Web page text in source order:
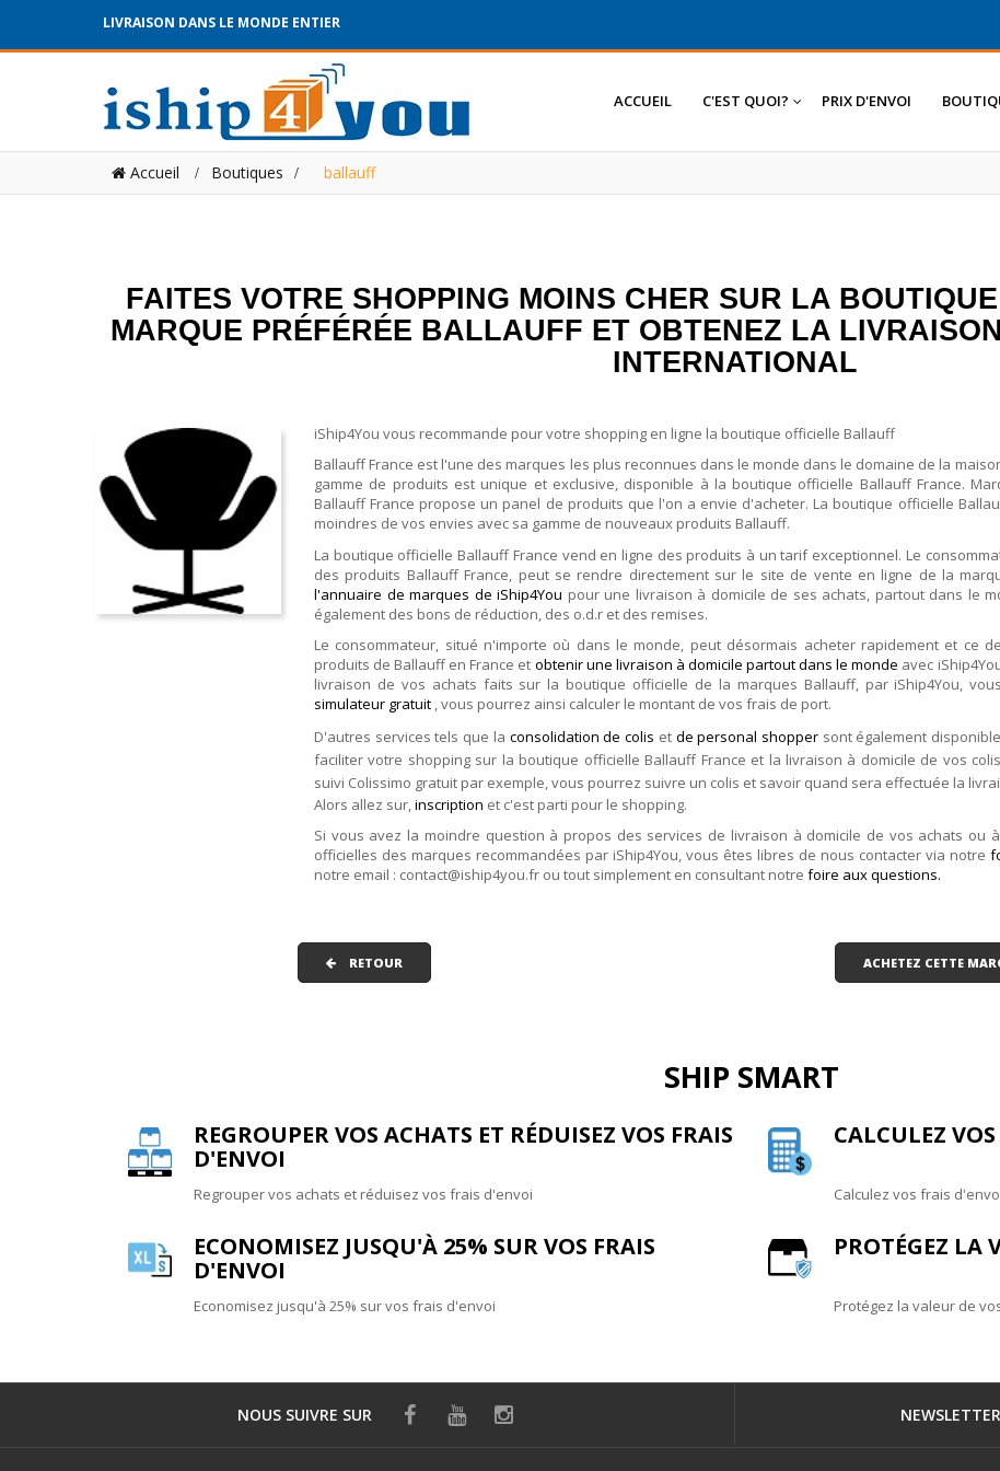
LIVRAISON DANS LE MONDE ENTIER
ACCUEIL C'EST QUOI? PRIX D'ENVOI
Accueil Boutiques > ballauff
FAITES VOTRE SHOPPING MOINS CHER SUR LA
MARQUE PRÉFÉRÉE BALLAUFF ET OBTENEZ LA
INTERNATIONAL
iShip4You vous recommande pour votre shopping en ligne la boutique officielle Ballauff
Ballauff France est l'une des marques les plus reconnues dans le monde dans le domaine de la
gamme de produits est unique et exclusive, disponible à la boutique officielle Ballauff France.
Ballauff France propose un panel de produits que l'on a envie d'acheter. La boutique officielle
moindres de vos envies avec sa gamme de nouveaux produits Ballauff.
La boutique officielle Ballauff France vend en ligne des produits à un tarif exceptionnel. Le
des produits Ballauff France, peut se rendre directement sur le site de vente en ligne de la
l'annuaire de marques de iShip4You pour une livraison à domicile de ses achats, partout dans le
également des bons de réduction, des o.d.r et des remises.
Le consommateur, situé n'importe où dans le monde, peut désormais acheter rapidement et ce
produits de Ballauff en France et obtenir une livraison à domicile partout dans le monde avec
livraison de vos achats faits sur la boutique officielle de la marques Ballauff, par iShip4You,
simulateur gratuit , vous pourrez ainsi calculer le montant de vos frais de port.
D'autres services tels que la consolidation de colis et de personal shopper sont également
faciliter votre shopping sur la boutique officielle Ballauff France et la livraison à domicile de vos
suivi Colissimo gratuit par exemple, vous pourrez suivre un colis et savoir quand sera effectuée la
Alors allez sur, inscription et c'est parti pour le shopping.
Si vous avez la moindre question à propos des services de livraison à domicile de vos achats ou
officielles des marques recommandées par iShip4You, vous êtes libres de nous contacter via notre
notre email : contact@iship4you.fr ou tout simplement en consultant notre foire aux questions.
RETOUR ACHETEZ CETTE
SHIP SMART
REGROUPER VOS ACHATS ET RÉDUISEZ VOS FRAIS
D'ENVOI
Regrouper vos achats et réduisez vos frais d'envoi
CALCULEZ
Calculez vos frais
ECONOMISEZ JUSQU'À 25% SUR VOS FRAIS
D'ENVOI
Economisez jusqu'à 25% sur vos frais d'envoi
PROTÉGEZ LA
Protégez la valeur de
NOUS SUIVRE SUR NEWSLETTER